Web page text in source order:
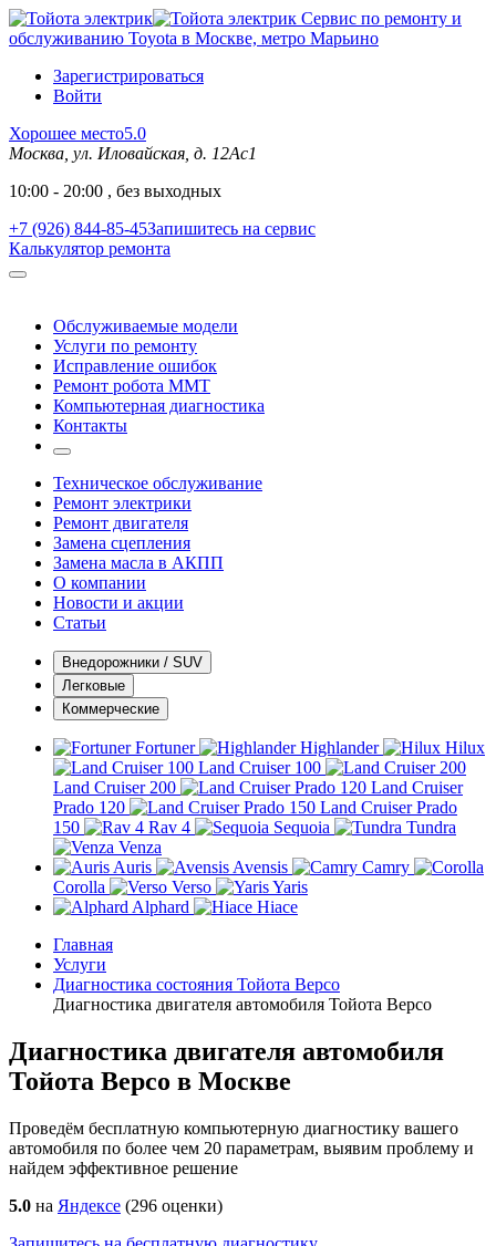
Сервис по ремонту и
обслуживанию Toyota в Москве, метро Марьино
Зарегистрироваться
Войти
Хорошее место5.0
Москва, ул. Иловайская, д. 12Ас1
10:00 - 20:00 , без выходных
+7 (926) 844-85-45Запишитесь на сервис
Калькулятор ремонта
Обслуживаемые модели
Услуги по ремонту
Исправление ошибок
Ремонт робота MMT
Компьютерная диагностика
Контакты
Техническое обслуживание
Ремонт электрики
Ремонт двигателя
Замена сцепления
Замена масла в АКПП
О компании
Новости и акции
Статьи
Внедорожники / SUV
Легковые
Коммерческие
Fortuner Highlander
Hilux
Land Cruiser 100
Land Cruiser 200
Land Cruiser
Prado 120
Land Cruiser Prado
150
Rav 4 Sequoia
Tundra
Venza
Auris
Avensis
Camry
Corolla
Verso
Yaris
Alphard
Hiace
Главная
Услуги
Диагностика состояния Тойота Версо
Диагностика двигателя автомобиля Тойота Версо
Диагностика двигателя автомобиля
Тойота Версо в Москве
Проведём бесплатную компьютерную диагностику вашего
автомобиля по более чем 20 параметрам, выявим проблему и
найдем эффективное решение
5.0 на Яндексе (296 оценки)